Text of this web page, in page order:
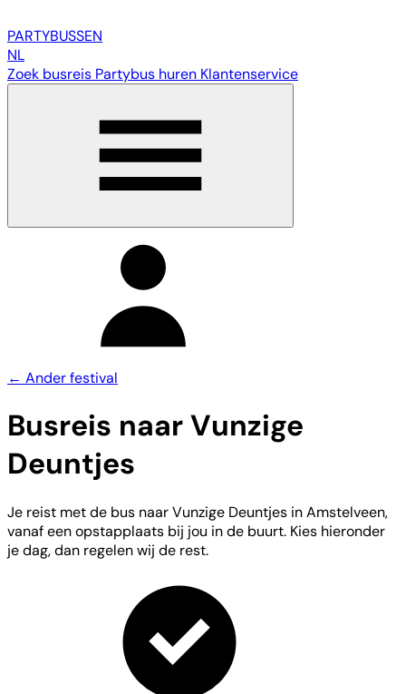
PARTYBUSSEN
NL
Zoek busreis Partybus huren Klantenservice
← Ander festival
Busreis naar Vunzige
Deuntjes
Je reist met de bus naar Vunzige Deuntjes in Amstelveen,
vanaf een opstapplaats bij jou in de buurt. Kies hieronder
je dag, dan regelen wij de rest.